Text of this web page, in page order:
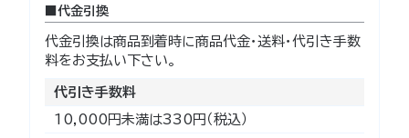
代金引換
代金引換は商品到着時に商品代金・送料・代引き手数
料をお支払い下さい。
代引き手数料
10,000円未満は330円（税込）